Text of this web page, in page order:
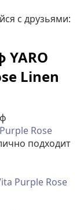
с друзьями:
Linen
Rose
подходит
Purple Rose